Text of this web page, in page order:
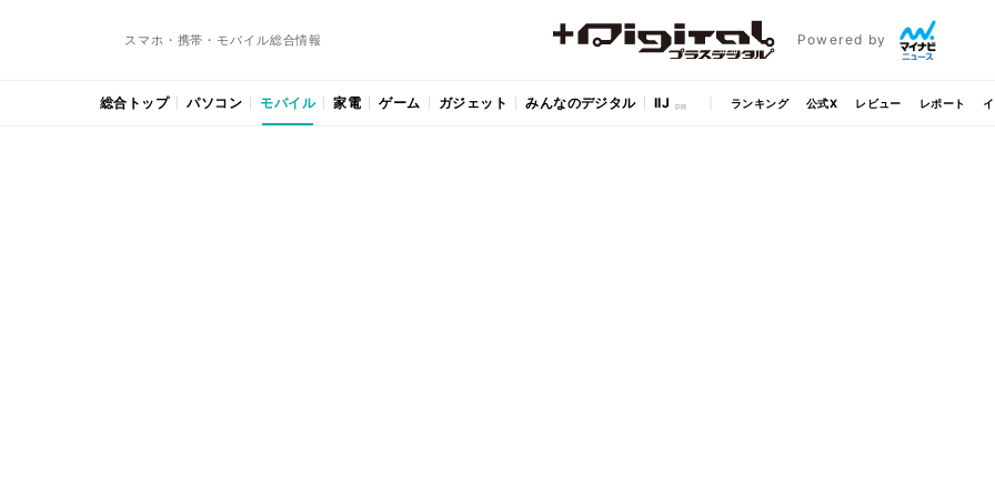
スマホ・携帯・モバイル総合情報 Powered by
総合トップ パソコン モバイル 家電 ゲーム ガジェット みんなのデジタル IIJ ランキング 公式X レビュー レポート